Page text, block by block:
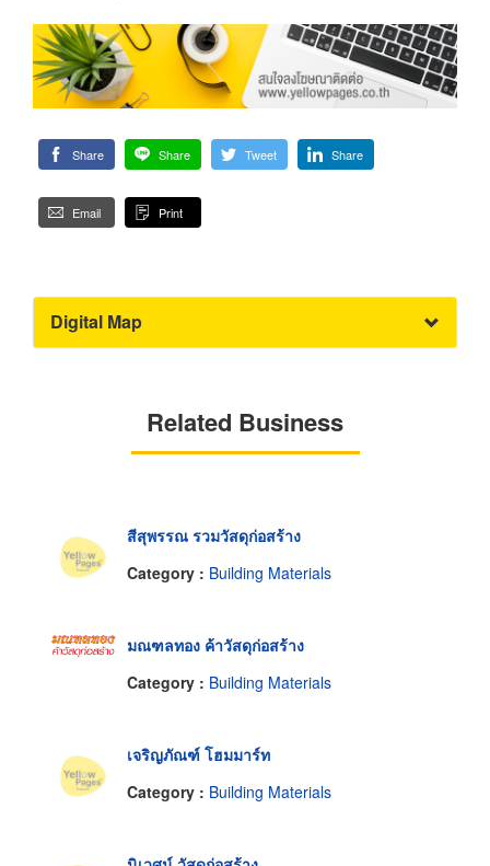
Share Share Tweet Share
Email Print
Digital Map
Related Business
สีสุพรรณ รวมวัสดุก่อสร้าง
Category : Building Materials
มณฑลทอง ค้าวัสดุก่อสร้าง
Category : Building Materials
เจริญภัณฑ์ โฮมมาร์ท
Category : Building Materials